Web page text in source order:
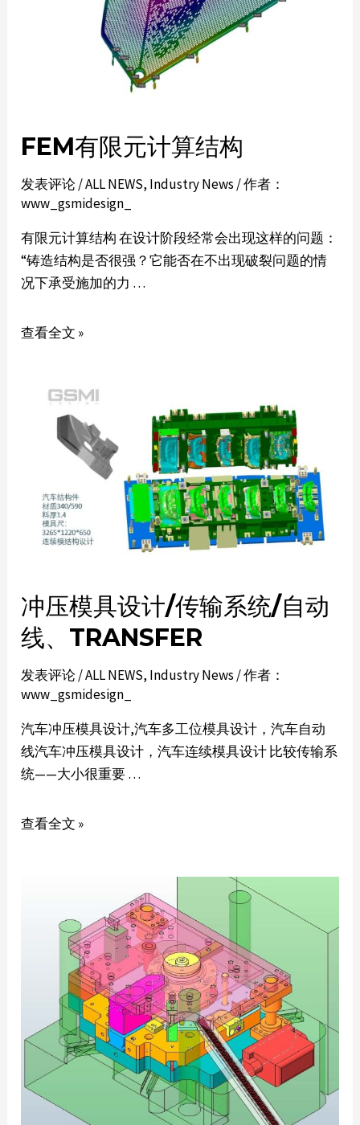
FEM有限元计算结构
发表评论 /ALL NEWS, Industry News / 作者：
www_gsmidesign_
有限元计算结构 在设计阶段经常会出现这样的问题：
“铸造结构是否很强？它能否在不出现破裂问题的情
况下承受施加的力 …
查看全文 »
冲压模具设计/传输系统/自动
线、TRANSFER
发表评论 /ALL NEWS, Industry News / 作者：
www_gsmidesign_
汽车冲压模具设计,汽车多工位模具设计，汽车自动
线汽车冲压模具设计，汽车连续模具设计 比较传输系
统——大小很重要 …
查看全文 »